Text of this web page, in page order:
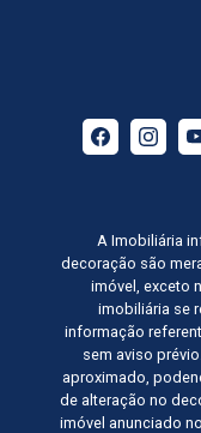
A Imobiliária
decoração são
imóvel, exceto
imobiliária se
informação
sem aviso
aproximado,
de alteração no
imóvel anunciado